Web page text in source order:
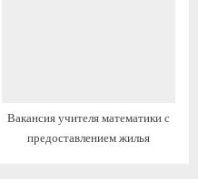
Вакансия учителя математики с
предоставлением жилья